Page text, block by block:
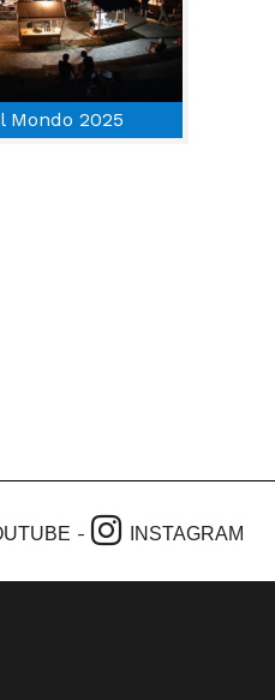
Mondo 2025
- INSTAGRAM